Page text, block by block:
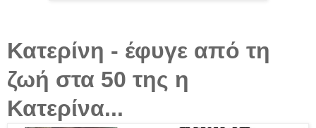
Κατερίνη - έφυγε από τη
ζωή στα 50 της η
Κατερίνα...